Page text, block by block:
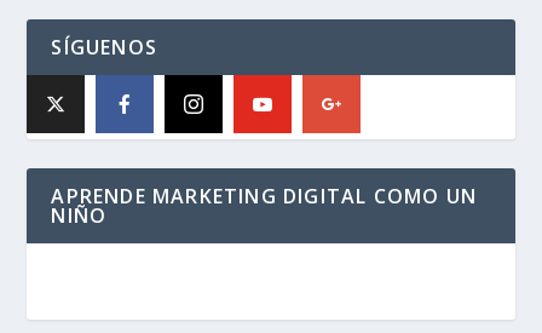
SÍGUENOS
APRENDE MARKETING DIGITAL COMO UN
NIÑO